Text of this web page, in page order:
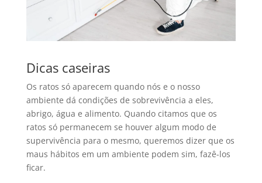
Dicas caseiras
Os ratos só aparecem quando nós e o nosso
ambiente dá condições de sobrevivência a eles,
abrigo, água e alimento. Quando citamos que os
ratos só permanecem se houver algum modo de
supervivência para o mesmo, queremos dizer que os
maus hábitos em um ambiente podem sim, fazê-los
ficar.